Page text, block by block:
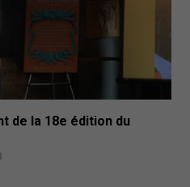
de la 18e édition du